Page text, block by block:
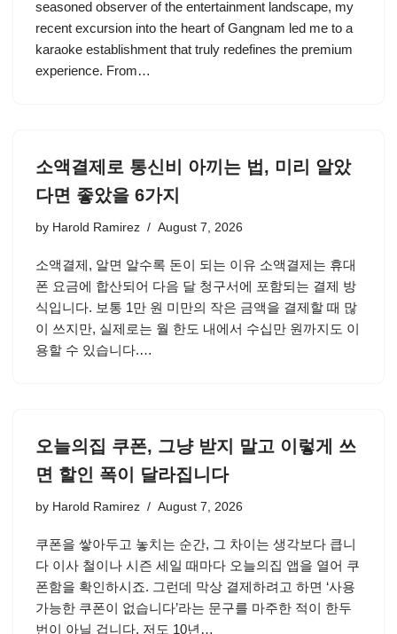
seasoned observer of the entertainment landscape, my
recent excursion into the heart of Gangnam led me to a
karaoke establishment that truly redefines the premium
experience. From…
소액결제로 통신비 아끼는 법, 미리 알았
다면 좋았을 6가지
by Harold Ramirez August 7, 2026
소액결제, 알면 알수록 돈이 되는 이유 소액결제는 휴대
폰 요금에 합산되어 다음 달 청구서에 포함되는 결제 방
식입니다. 보통 1만 원 미만의 작은 금액을 결제할 때 많
이 쓰지만, 실제로는 월 한도 내에서 수십만 원까지도 이
용할 수 있습니다.…
오늘의집 쿠폰, 그냥 받지 말고 이렇게 쓰
면 할인 폭이 달라집니다
by Harold Ramirez August 7, 2026
쿠폰을 쌓아두고 놓치는 순간, 그 차이는 생각보다 큽니
다 이사 철이나 시즌 세일 때마다 오늘의집 앱을 열어 쿠
폰함을 확인하시죠. 그런데 막상 결제하려고 하면 ‘사용
가능한 쿠폰이 없습니다’라는 문구를 마주한 적이 한두
번이 아닐 겁니다. 저도 10년…